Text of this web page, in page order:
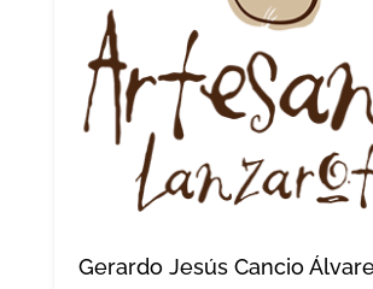
Gerardo Jesús Cancio